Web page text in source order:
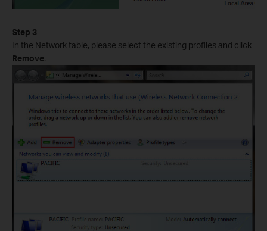
Step 3
In the Network table, please select the existing profiles and click
Remove.